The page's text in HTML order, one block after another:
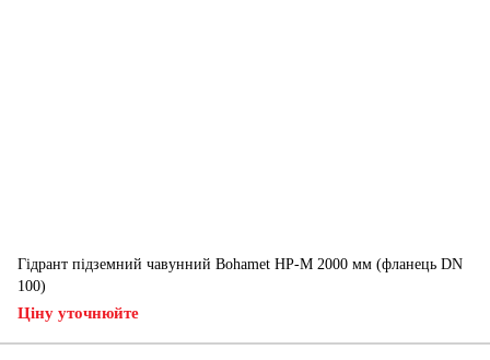
Гідрант підземний чавунний Bohamet HP-M 2000 мм (фланець DN
100)
Ціну уточнюйте